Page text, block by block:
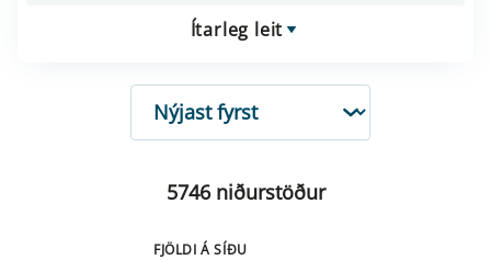
Ítarleg leit
RÖÐUN
5746 niðurstöður
FJÖLDI Á SÍÐU